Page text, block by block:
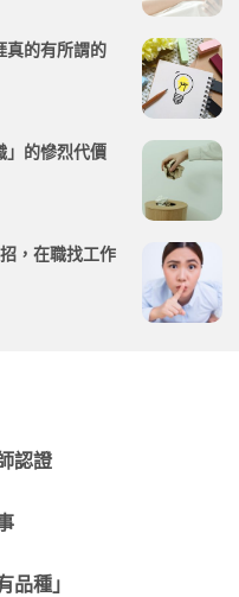
真的有所謂的
」的慘烈代價
，在職找工作
認證
品種」